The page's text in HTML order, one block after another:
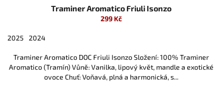
Traminer Aromatico Friuli Isonzo
299 Kč
2025 2024
Traminer Aromatico DOC Friuli Isonzo Složení: 100% Traminer
Aromatico (Tramín) Vůně: Vanilka, lipový květ, mandle a exotické
ovoce Chuť: Voňavá, plná a harmonická, s...